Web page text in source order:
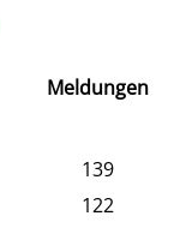
Meldungen
139
122